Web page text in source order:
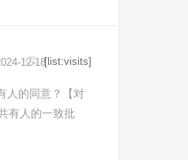
人的同意？【对
有人的一致批
12-18[list:visits]